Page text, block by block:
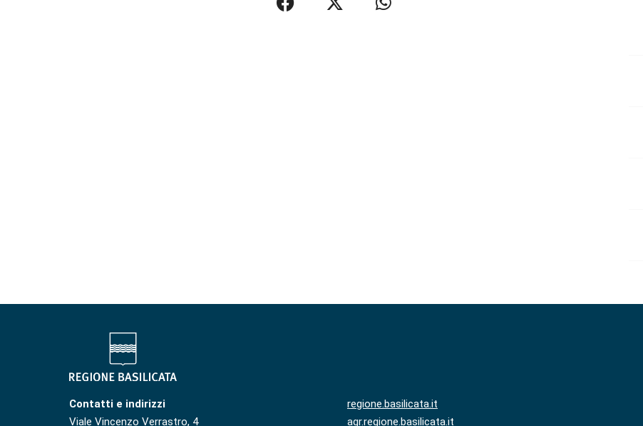
Contatti e indirizzi
Viale Vincenzo Verrastro, 4
regione.basilicata.it
agr.regione.basilicata.it